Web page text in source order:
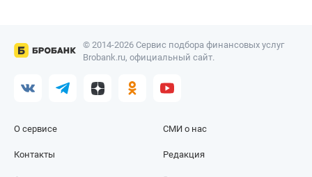
© 2014-2026 Сервис подбора финансовых услуг
Brobank.ru, официальный сайт.
О сервисе
Контакты
СМИ о нас
Редакция